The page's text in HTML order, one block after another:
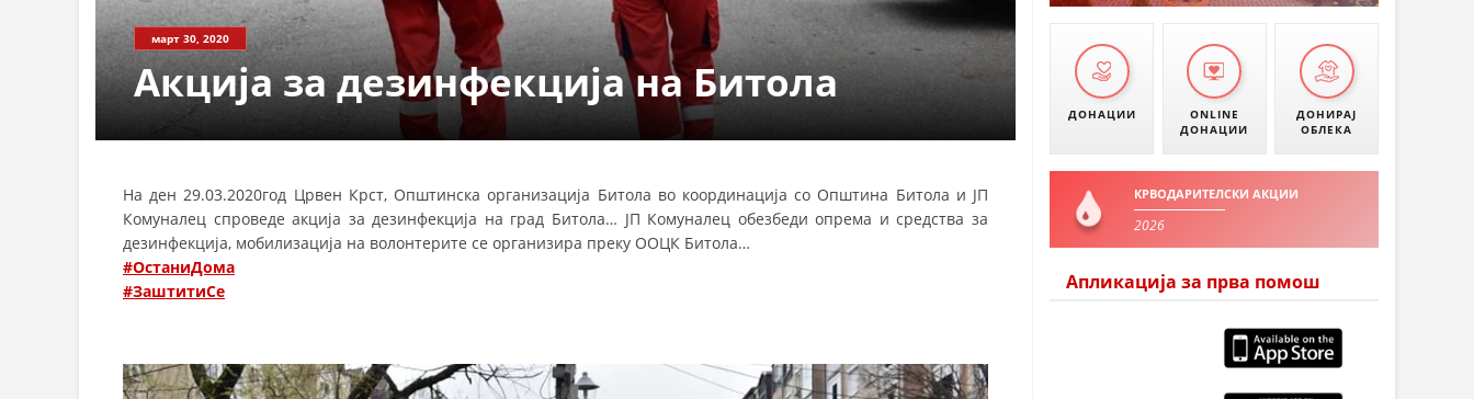
ЗАКОН ЗА ЦКРМ
СТАТУТ НА ЦКРМ
СТРУКТУРА И ОРГАНИЗАЦИОНА ПОСТАВЕНОСТ
март 30, 2020
Акција за дезинфекција на Битола
На ден 29.03.2020год Црвен Крст, Општинска организација Битола во координација со Општина Битола и ЈП
Комуналец спроведе акција за дезинфекција на град Битола… ЈП Комуналец обезбеди опрема и средства за
дезинфекција, мобилизација на волонтерите се организира преку ООЦК Битола…
#ОстаниДома
#ЗаштитиСе
ДОНАЦИИ
ONLINE
ДОНАЦИИ
ДОНИРАЈ
ОБЛЕКА
КРВОДАРИТЕЛСКИ АКЦИИ
2026
Апликација за прва помош